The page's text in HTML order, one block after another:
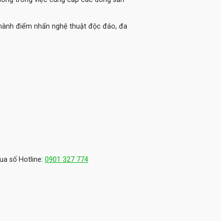
điểm nhấn nghệ thuật độc đáo, đa
số Hotline: 0901 327 774